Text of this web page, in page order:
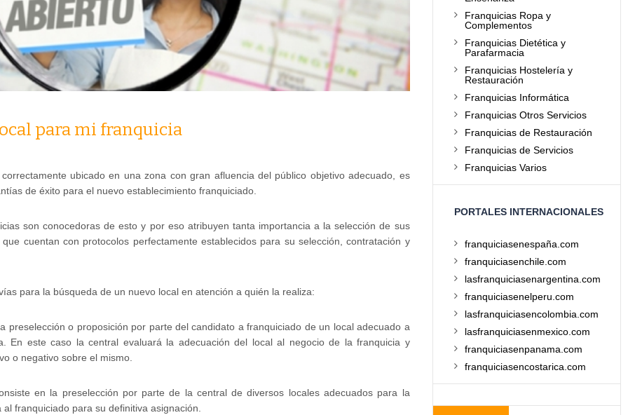
para mi franquicia
ubicado en una zona con gran afluencia del público objetivo adecuado, es
de éxito para el nuevo establecimiento franquiciado.
son conocedoras de esto y por eso atribuyen tanta importancia a la selección de sus
cuentan con protocolos perfectamente establecidos para su selección, contratación y
para la búsqueda de un nuevo local en atención a quién la realiza:
preselección o proposición por parte del candidato a franquiciado de un local adecuado a
En este caso la central evaluará la adecuación del local al negocio de la franquicia y
o negativo sobre el mismo.
en la preselección por parte de la central de diversos locales adecuados para la
franquiciado para su definitiva asignación.
Franquicias Ropa y
Complementos
Franquicias Dietética y
Parafarmacia
Franquicias Hostelería y
Restauración
Franquicias Informática
Franquicias Otros Servicios
Franquicias de Restauración
Franquicias de Servicios
Franquicias Varios
PORTALES INTERNACIONALES
franquiciasenespaña.com
franquiciasenchile.com
lasfranquiciasenargentina.com
franquiciasenelperu.com
lasfranquiciasencolombia.com
lasfranquiciasenmexico.com
franquiciasenpanama.com
franquiciasencostarica.com